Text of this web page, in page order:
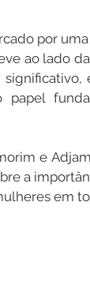
por
ao lado
papel
e
a
em